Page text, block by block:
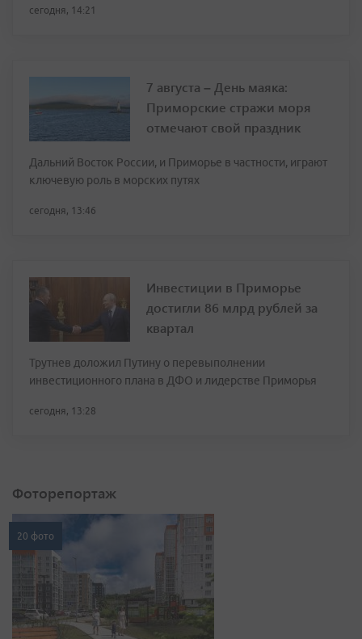
сегодня, 14:21
7 августа – День маяка:
Приморские стражи моря
отмечают свой праздник
Дальний Восток России, и Приморье в частности, играют
ключевую роль в морских путях
сегодня, 13:46
Инвестиции в Приморье
достигли 86 млрд рублей за
квартал
Трутнев доложил Путину о перевыполнении
инвестиционного плана в ДФО и лидерстве Приморья
сегодня, 13:28
Фоторепортаж
20 фото